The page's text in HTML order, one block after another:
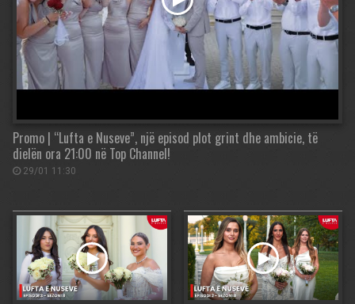
Promo | “Lufta e Nuseve”, një episod plot grint dhe ambicie, të
dielën ora 21:00 në Top Channel!
29/01 11:30